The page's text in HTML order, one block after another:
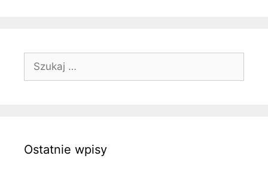
Szukaj:
Ostatnie wpisy